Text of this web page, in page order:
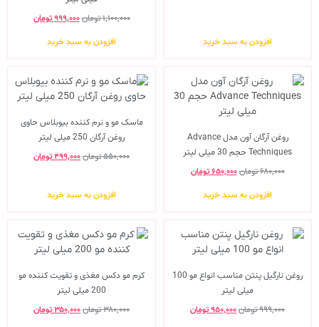
افزودن به سبد خرید
۱,۱۰۰,۰۰۰تومان۹۹۹,۰۰۰ تومان
افزودن به سبد خرید
روغن آرگان آون مدل Advance
Techniques حجم 30 میلی لیتر
۶۸۰,۰۰۰تومان۶۵۰,۰۰۰ تومان
افزودن به سبد خرید
ماسک مو و نرم کننده بیوبلاس حاوی
روغن آرگان 250 میلی لیتر
۵۵۰,۰۰۰تومان۴۹۹,۰۰۰تومان
افزودن به سبد خرید
روغن نارگیل پنتن مناسب انواع مو 100
میلی لیتر
۹۹۹,۰۰۰تومان۹۵۰,۰۰۰تومان
کرم مو دکس مغذی و تقویت کننده مو
200 میلی لیتر
۳۸۰,۰۰۰تومان۳۵۰,۰۰۰تومان